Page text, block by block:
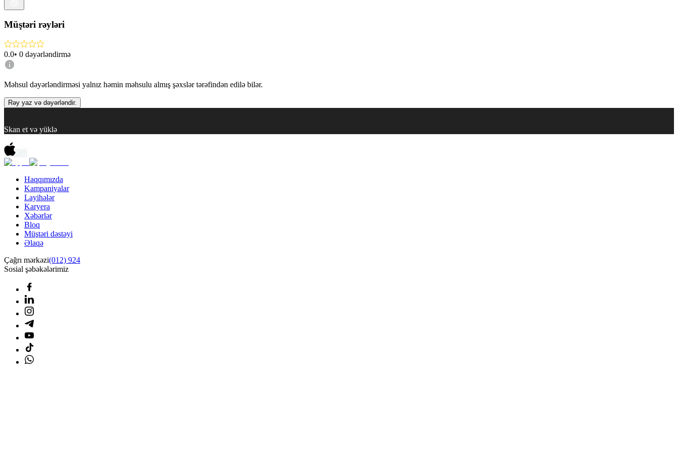
Müştəri rəyləri
0.0• 0 dəyərləndirmə
Məhsul dəyərləndirməsi yalnız həmin məhsulu almış şəxslər tərəfindən edilə bilər.
Rəy yaz və dəyərləndir.
Skan et və yüklə
Haqqımızda
Kampaniyalar
Layihələr
Karyera
Xəbərlər
Bloq
Müştəri dəstəyi
Əlaqə
Çağrı mərkəzi(012) 924
Sosial şəbəkələrimiz